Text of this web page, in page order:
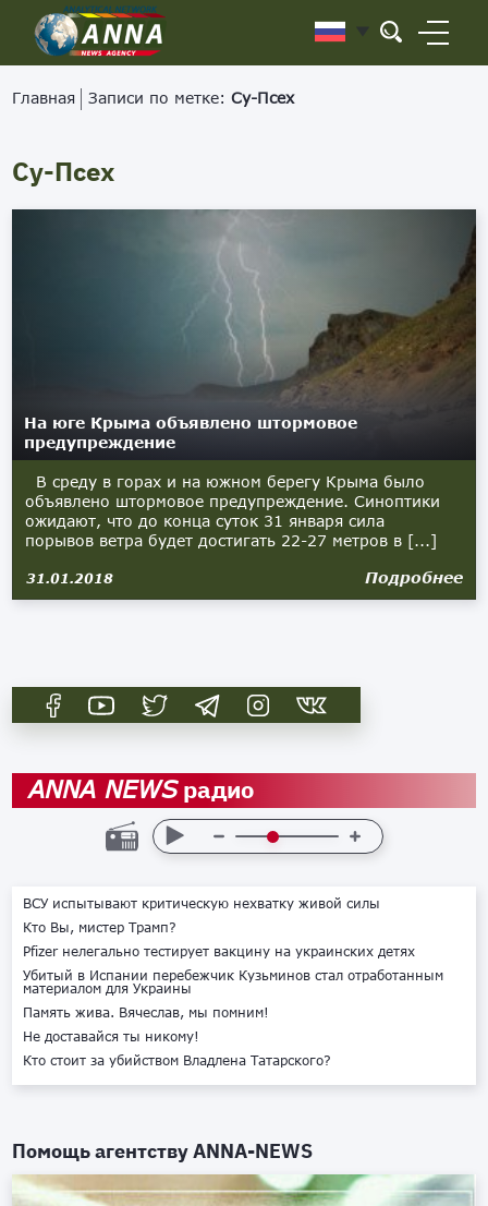
Главная Записи по метке:Су-Псех
Су-Псех
На юге Крыма объявлено штормовое
предупреждение
В среду в горах и на южном берегу Крыма было
объявлено штормовое предупреждение. Синоптики
ожидают, что до конца суток 31 января сила
порывов ветра будет достигать 22-27 метров в [...]
31.01.2018 Подробнее
ANNA NEWSрадио
ВСУ испытывают критическую нехватку живой силы
Кто Вы, мистер Трамп?
Pfizer нелегально тестирует вакцину на украинских детях
Убитый в Испании перебежчик Кузьминов стал отработанным
материалом для Украины
Память жива. Вячеслав, мы помним!
Не доставайся ты никому!
Кто стоит за убийством Владлена Татарского?
Помощь агентствуANNA-NEWS